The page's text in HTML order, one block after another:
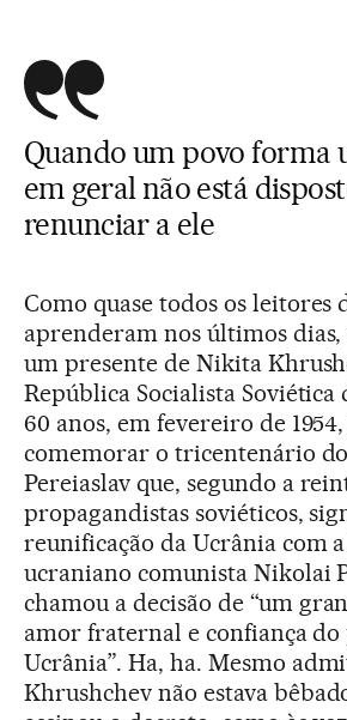
Quando um povo forma
em geral não está
renunciar a ele
Como quase todos os leitores
aprenderam nos últimos
um presente de Nikita
República Socialista Soviética
60 anos, em fevereiro de
comemorar o tricentenário
Pereiaslav que, segundo a
propagandistas soviéticos,
reunificação da Ucrânia com a
ucraniano comunista Nikolai
chamou a decisão de “um
amor fraternal e confiança do
Ucrânia”. Ha, ha. Mesmo
Khrushchev não estava